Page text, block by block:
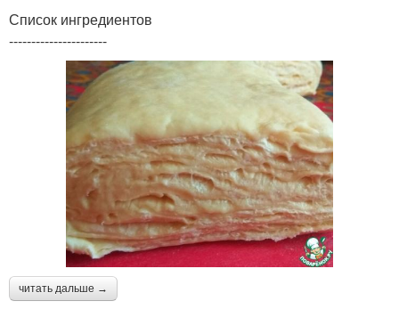
Список ингредиентов
----------------------
читать дальше →